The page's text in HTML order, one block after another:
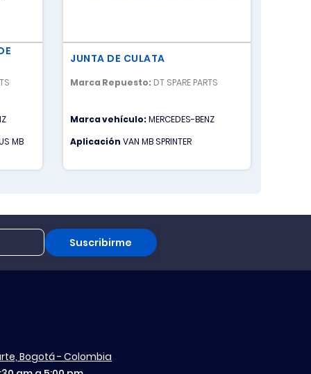
MB
JUNTA DE CULATA
Marca Repuesto: DT SPARE PARTS
Marca vehículo:MERCEDES-BENZ
Aplicación VAN MB SPRINTER
Suscribirme
Bogotá - Colombia